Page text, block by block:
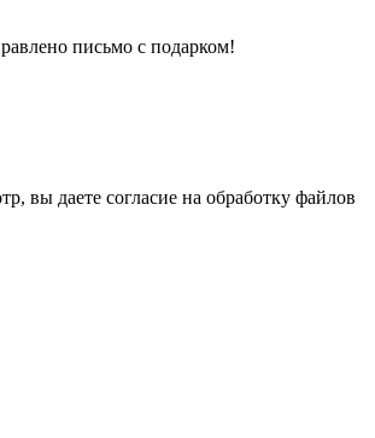
письмо с подарком!
вы даете согласие на обработку файлов